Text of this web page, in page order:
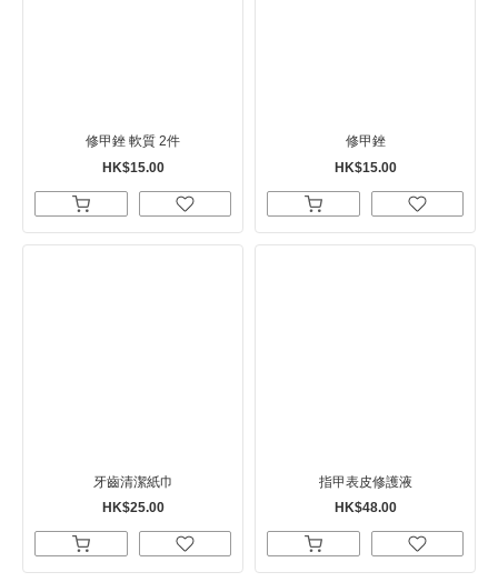
修甲銼 軟質 2件
HK$15.00
修甲銼
HK$15.00
牙齒清潔紙巾
HK$25.00
指甲表皮修護液
HK$48.00